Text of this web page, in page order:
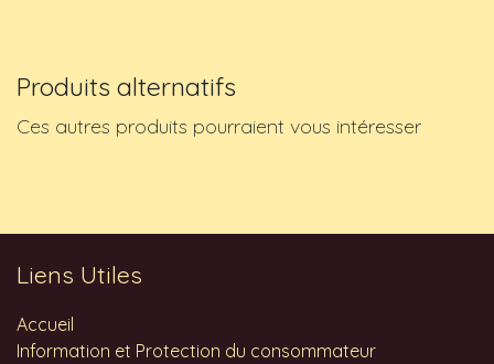
Produits alternatifs
Ces autres produits pourraient vous intéresser
Liens Utiles
Accueil
Information et Protection du consommateur